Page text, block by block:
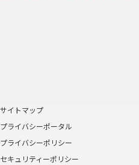
サイトマップ
プライバシーポータル
プライバシーポリシー
セキュリティーポリシー